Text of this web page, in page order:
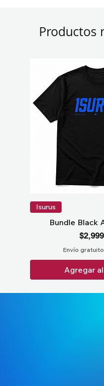
Productos
Isurus
Bundle Black
Precio
Envío
Agregar